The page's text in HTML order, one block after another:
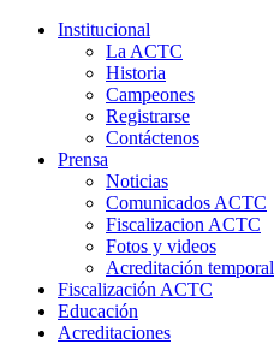
Institucional
La ACTC
Historia
Campeones
Registrarse
Contáctenos
Prensa
Noticias
Comunicados ACTC
Fiscalizacion ACTC
Fotos y videos
Acreditación temporal
Fiscalización ACTC
Educación
Acreditaciones